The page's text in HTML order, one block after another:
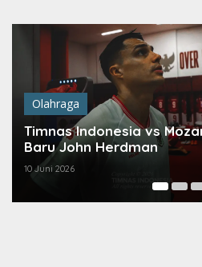
Olahraga
Timnas Indonesia vs
Baru John Herdman
10 Juni 2026